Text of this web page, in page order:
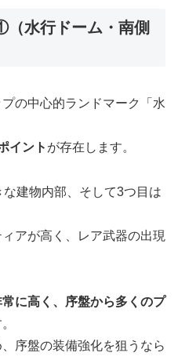
水行ドーム・南側
の中心的ランドマーク「水
イント が存在します。
建物内部、そして3つ目は
アが高く、レア武器の出現
に高く、序盤から多くのプ
序盤の装備強化を狙うなら